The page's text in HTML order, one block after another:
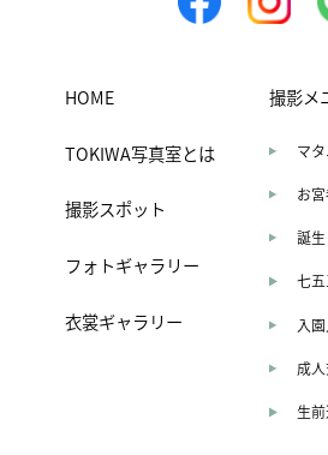
HOME
TOKIWA写真室とは
撮影スポット
フォトギャラリー
衣裳ギャラリー
撮影メ
マタ
お
誕生
七
入
成
生